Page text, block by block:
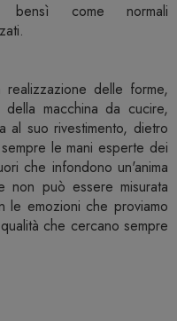
bensì come normali
delle forme,
macchina da cucire,
al suo rivestimento, dietro
le mani esperte dei
che infondono un'anima
non può essere misurata
le emozioni che proviamo
che cercano sempre